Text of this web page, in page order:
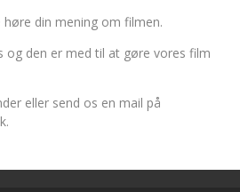
din mening om filmen.
og den er med til at gøre vores film
eller send os en mail på
.